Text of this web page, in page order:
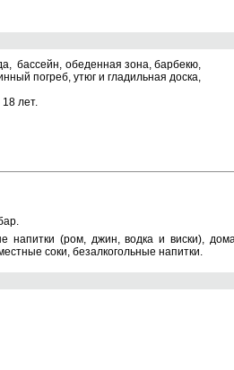
бассейн, обеденная зона, барбекю,
погреб, утюг и гладильная доска,
лет.
напитки (ром, джин, водка и виски),
соки, безалкогольные напитки.